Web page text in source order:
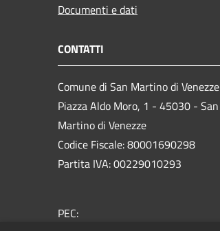
Documenti e dati
CONTATTI
Comune di San Martino di Venezze
Piazza Aldo Moro, 1 - 45030 - San
Martino di Venezze
Codice Fiscale: 80001690298
Partita IVA: 00229010293
PEC: